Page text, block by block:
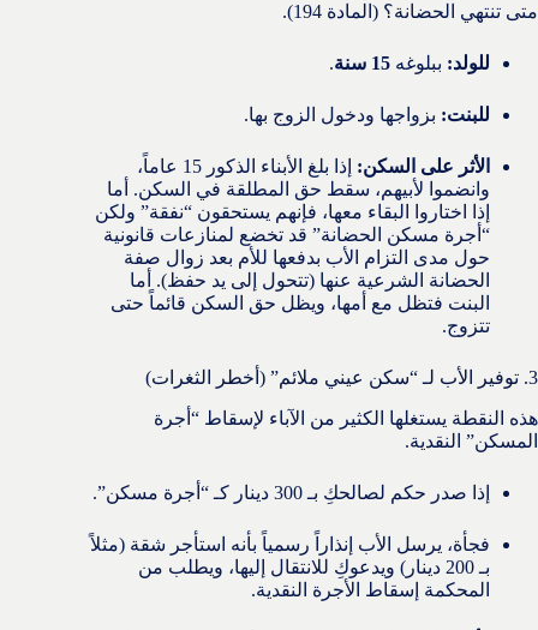
متى تنتهي الحضانة؟ (المادة 194).
للولد: ببلوغه 15 سنة .
للبنت: بزواجها ودخول الزوج بها.
الأثر على السكن:
إذا بلغ الأبناء الذكور 15 عاماً،
وانضموا لأبيهم، سقط حق المطلقة في السكن. أما
إذا اختاروا البقاء معها، فإنهم يستحقون “نفقة” ولكن
“أجرة مسكن الحضانة” قد تخضع لمنازعات قانونية
حول مدى التزام الأب بدفعها للأم بعد زوال صفة
الحضانة الشرعية عنها (تتحول إلى يد حفظ). أما
البنت فتظل مع أمها، ويظل حق السكن قائماً حتى
تتزوج.
3. توفير الأب لـ “سكن عيني ملائم” (أخطر الثغرات)
هذه النقطة يستغلها الكثير من الآباء لإسقاط “أجرة
المسكن” النقدية.
إذا صدر حكم لصالحكِ بـ 300 دينار كـ “أجرة مسكن”.
فجأة، يرسل الأب إنذاراً رسمياً بأنه استأجر شقة (مثلاً
بـ 200 دينار) ويدعوكِ للانتقال إليها، ويطلب من
المحكمة إسقاط الأجرة النقدية.